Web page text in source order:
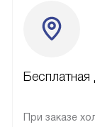
Бесплатная
При заказе